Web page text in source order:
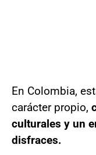
En Colombia,
carácter propio,
culturales y un
disfraces.